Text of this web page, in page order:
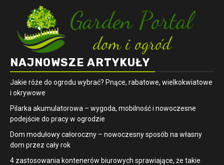
NAJNOWSZE ARTYKUŁY
Jakie róże do ogrodu wybrać? Pnące, rabatowe, wielkokwiatowe
i okrywowe
Pilarka akumulatorowa – wygoda, mobilność i nowoczesne
podejście do pracy w ogrodzie
Dom modułowy całoroczny – nowoczesny sposób na własny
dom przez cały rok
4 zastosowania kontenerów biurowych sprawiające, że takie